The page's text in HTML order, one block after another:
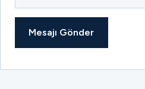
Mesajı Gönder